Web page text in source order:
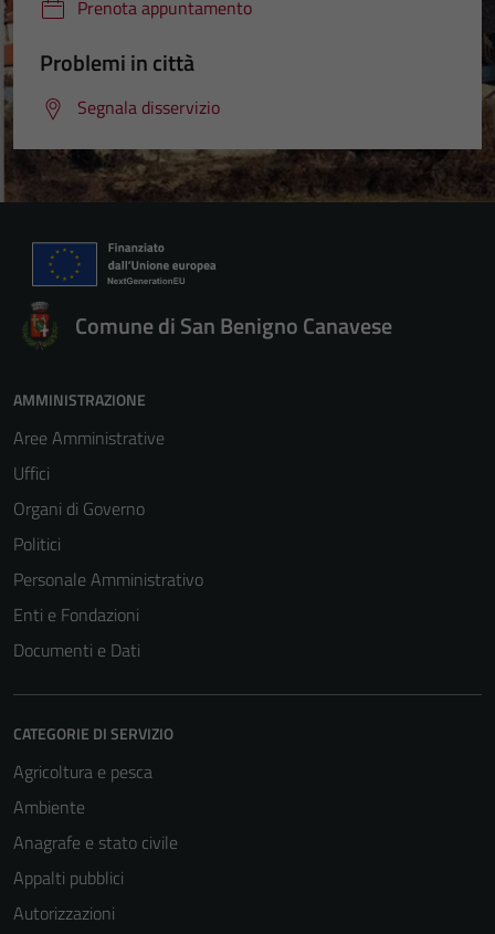
Prenota appuntamento
Problemi in città
Segnala disservizio
Comune di San Benigno Canavese
AMMINISTRAZIONE
Aree Amministrative
Uffici
Organi di Governo
Politici
Personale Amministrativo
Enti e Fondazioni
Documenti e Dati
CATEGORIE DI SERVIZIO
Agricoltura e pesca
Ambiente
Anagrafe e stato civile
Appalti pubblici
Autorizzazioni